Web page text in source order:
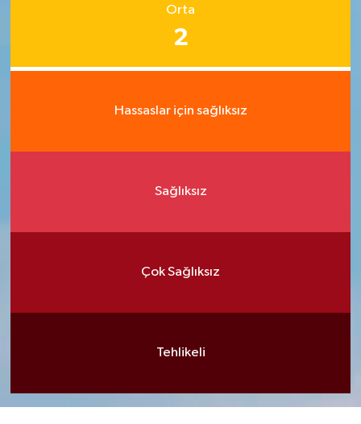
Orta
2
Hassaslar için sağlıksız
Sağlıksız
Çok Sağlıksız
Tehlikeli